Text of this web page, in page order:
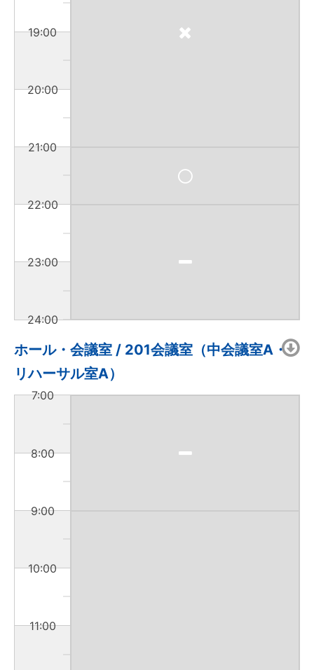
19:00
20:00
21:00
22:00
23:00
24:00
ホール・会議室 / 201会議室（中会議室A・
リハーサル室A）
7:00
8:00
9:00
10:00
11:00